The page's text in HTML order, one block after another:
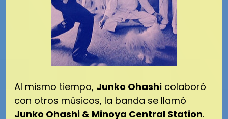
Al mismo tiempo, Junko Ohashi colaboró ​​
con otros músicos, la banda se llamó
Junko Ohashi & Minoya Central Station.